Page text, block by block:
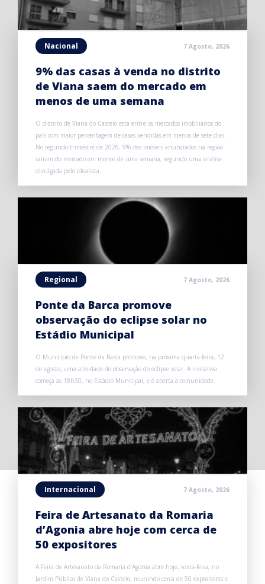
Nacional 7 Agosto, 2026
9% das casas à venda no distrito
de Viana saem do mercado em
menos de uma semana
O distrito de Viana do Castelo está entre os mercados imobiliários do
país com maior percentagem de casas vendidas em menos de sete dias.
No segundo trimestre de 2026, 9% dos imóveis anunciados na região
saíram do mercado em menos de uma semana, segundo uma análise
divulgada pelo idealista.
Regional 7 Agosto, 2026
Ponte da Barca promove
observação do eclipse solar no
Estádio Municipal
O Município de Ponte da Barca promove, na próxima quarta-feira, 12
de agosto, uma atividade de observação do eclipse solar. A iniciativa
começa às 18h30, no Estádio Municipal, e é aberta à comunidade.
Internacional 7 Agosto, 2026
Feira de Artesanato da Romaria
d’Agonia abre hoje com cerca de
50 expositores
A Feira de Artesanato da Romaria d’Agonia abre hoje, sexta-feira, no
Jardim Público de Viana do Castelo, reunindo cerca de 50 expositores e